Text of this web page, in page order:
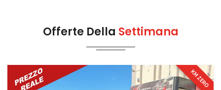
Offerte Della Settimana
KM ZERO